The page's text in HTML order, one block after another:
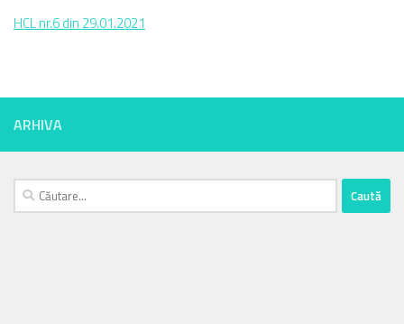
HCL nr.6 din 29.01.2021
ARHIVA
Caută
după: